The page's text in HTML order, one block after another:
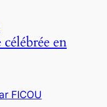
en
FICOU